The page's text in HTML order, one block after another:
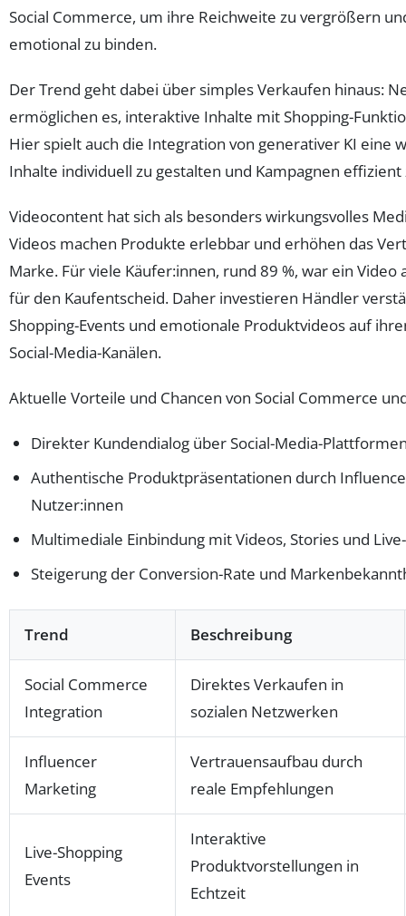
Social Commerce, um ihre Reichweite zu vergrößern
emotional zu binden.
Der Trend geht dabei über simples Verkaufen hinaus:
ermöglichen es, interaktive Inhalte mit Shopping-
Hier spielt auch die Integration von generativer KI eine
Inhalte individuell zu gestalten und Kampagnen effizient
Videocontent hat sich als besonders wirkungsvolles
Videos machen Produkte erlebbar und erhöhen das
Marke. Für viele Käufer:innen, rund 89 %, war ein Video
für den Kaufentscheid. Daher investieren Händler
Shopping-Events und emotionale Produktvideos auf
Social-Media-Kanälen.
Aktuelle Vorteile und Chancen von Social Commerce
Direkter Kundendialog über Social-Media-
Authentische Produktpräsentationen durch
Nutzer:innen
Multimediale Einbindung mit Videos, Stories und
Steigerung der Conversion-Rate und
Trend Beschreibung
Social Commerce
Integration
Direktes Verkaufen in
sozialen Netzwerken
Influencer
Marketing
Vertrauensaufbau durch
reale Empfehlungen
Live-Shopping
Events
Interaktive
Produktvorstellungen in
Echtzeit